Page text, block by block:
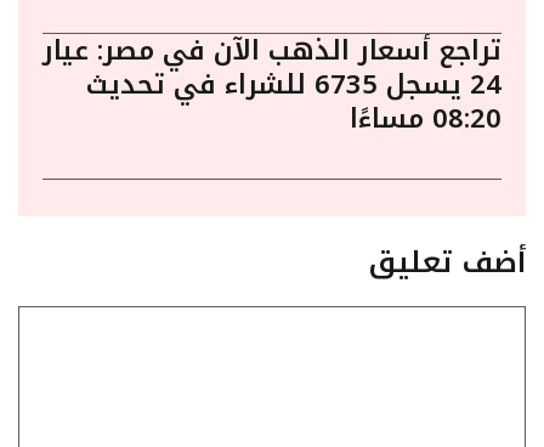
تراجع أسعار الذهب الآن في مصر: عيار
24 يسجل 6735 للشراء في تحديث
08:20 مساءًا
أضف تعليق